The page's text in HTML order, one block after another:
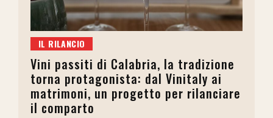
IL RILANCIO
Vini passiti di Calabria, la tradizione
torna protagonista: dal Vinitaly ai
matrimoni, un progetto per rilanciare
il comparto